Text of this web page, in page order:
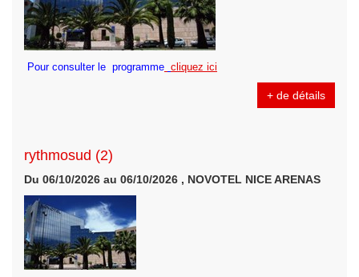
Pour consulter le programme cliquez ici
+ de détails
rythmosud (2)
Du 06/10/2026 au 06/10/2026 , NOVOTEL NICE ARENAS